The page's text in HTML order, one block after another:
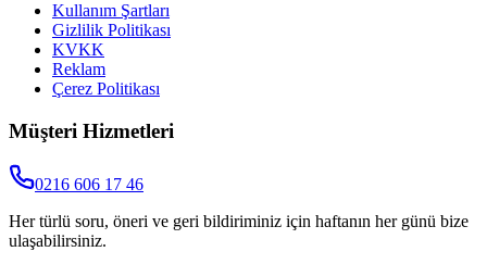
Kullanım Şartları
Gizlilik Politikası
KVKK
Reklam
Çerez Politikası
Müşteri Hizmetleri
0216 606 17 46
Her türlü soru, öneri ve geri bildiriminiz için haftanın her günü bize
ulaşabilirsiniz.